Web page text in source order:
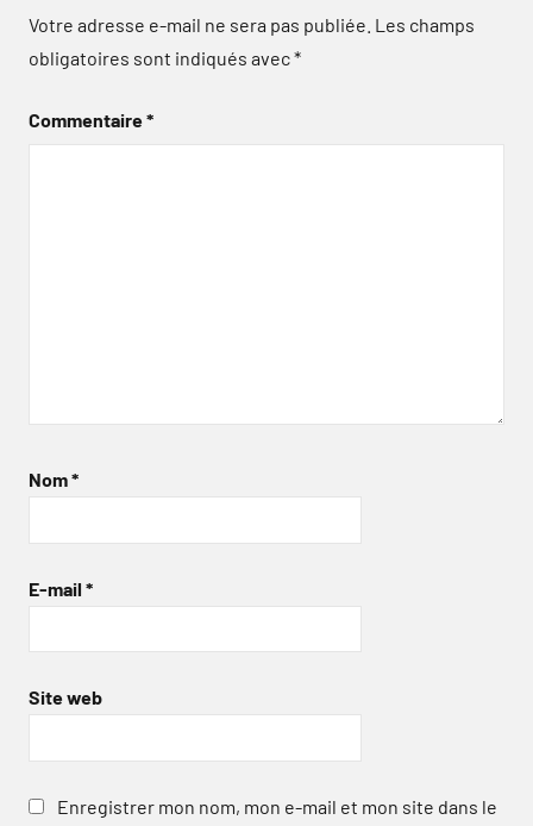
Votre adresse e-mail ne sera pas publiée. Les champs
obligatoires sont indiqués avec*
Commentaire*
Nom*
E-mail *
Site web
Enregistrer mon nom, mon e-mail et mon site dans le